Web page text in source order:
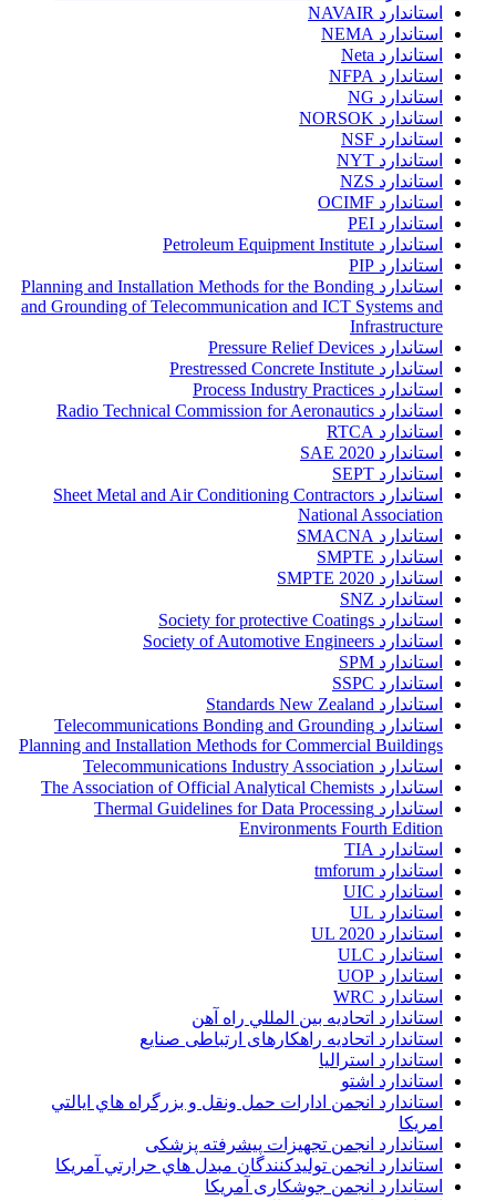
استاندارد NAVAIR
استاندارد NEMA
استاندارد Neta
استاندارد NFPA
استاندارد NG
استاندارد NORSOK
استاندارد NSF
استاندارد NYT
استاندارد NZS
استاندارد OCIMF
استاندارد PEI
استاندارد Petroleum Equipment Institute
استاندارد PIP
استاندارد Planning and Installation Methods for the Bonding
and Grounding of Telecommunication and ICT Systems and
Infrastructure
استاندارد Pressure Relief Devices
استاندارد Prestressed Concrete Institute
استاندارد Process Industry Practices
استاندارد Radio Technical Commission for Aeronautics
استاندارد RTCA
استاندارد SAE 2020
استاندارد SEPT
استاندارد Sheet Metal and Air Conditioning Contractors
National Association
استاندارد SMACNA
استاندارد SMPTE
استاندارد SMPTE 2020
استاندارد SNZ
استاندارد Society for protective Coatings
استاندارد Society of Automotive Engineers
استاندارد SPM
استاندارد SSPC
استاندارد Standards New Zealand
استاندارد Telecommunications Bonding and Grounding
Planning and Installation Methods for Commercial Buildings
استاندارد Telecommunications Industry Association
استاندارد The Association of Official Analytical Chemists
استاندارد Thermal Guidelines for Data Processing
Environments Fourth Edition
استاندارد TIA
استاندارد tmforum
استاندارد UIC
استاندارد UL
استاندارد UL 2020
استاندارد ULC
استاندارد UOP
استاندارد WRC
استاندارد اتحاديه بين المللي راه آهن
استاندارد اتحادیه راهکارهای ارتباطی صنایع
استاندارد استرالیا
استاندارد اشتو
استاندارد انجمن ادارات حمل ونقل و بزرگراه هاي ايالتي
امريکا
استاندارد انجمن تجهیزات پیشرفته پزشکی
استاندارد انجمن توليدکنندگان مبدل هاي حرارتي آمريکا
استاندارد انجمن جوشکاری آمریکا